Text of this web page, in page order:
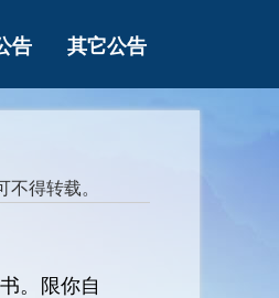
告 其它公告
不得转载。
。限你自